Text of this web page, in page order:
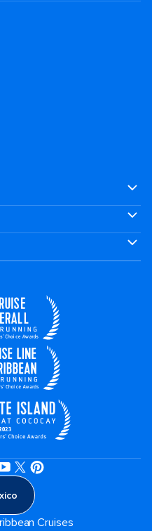
Cruises